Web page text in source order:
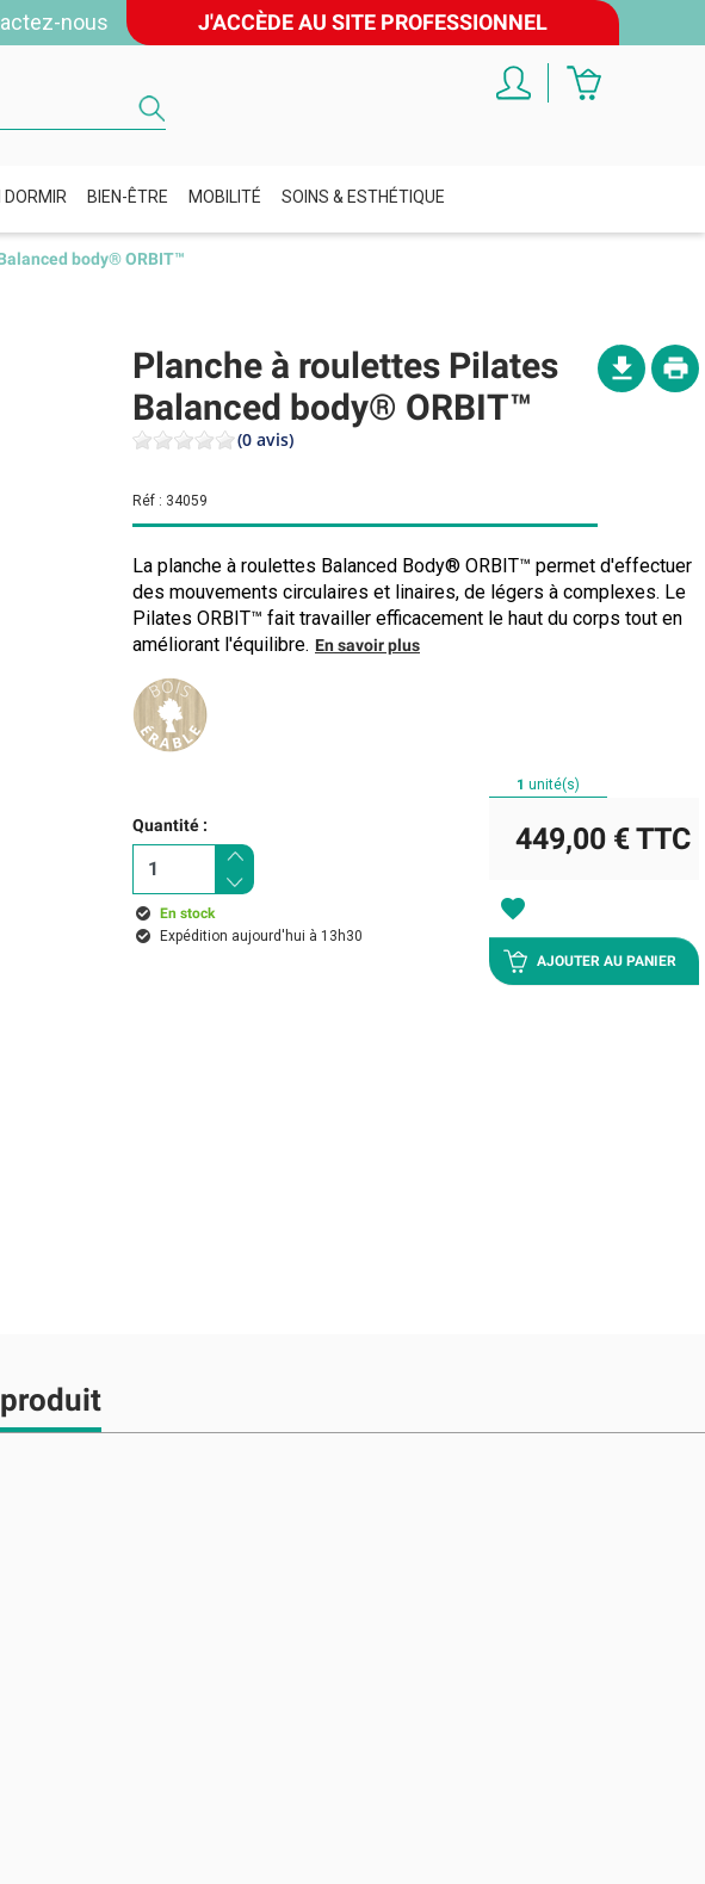
nous J'ACCÈDE AU SITE PROFESSIONNEL
DORMIR BIEN-ÊTRE MOBILITÉ SOINS & ESTHÉTIQUE
body® ORBIT™
Planche à roulettes Pilates
Balanced body® ORBIT™
(0 avis)
Réf : 34059
La planche à roulettes Balanced Body® ORBIT™ permet d'effectuer
des mouvements circulaires et linaires, de légers à complexes. Le
Pilates ORBIT™ fait travailler efficacement le haut du corps tout en
améliorant l'équilibre. En savoir plus
Quantité :
En stock
Expédition aujourd'hui à 13h30
1 unité(s)
449,00 €TTC
favorite
AJOUTER AU PANIER